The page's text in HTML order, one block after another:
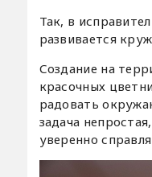
Так, в
развивается
Создание на
красочных
радовать
задача
уверенно